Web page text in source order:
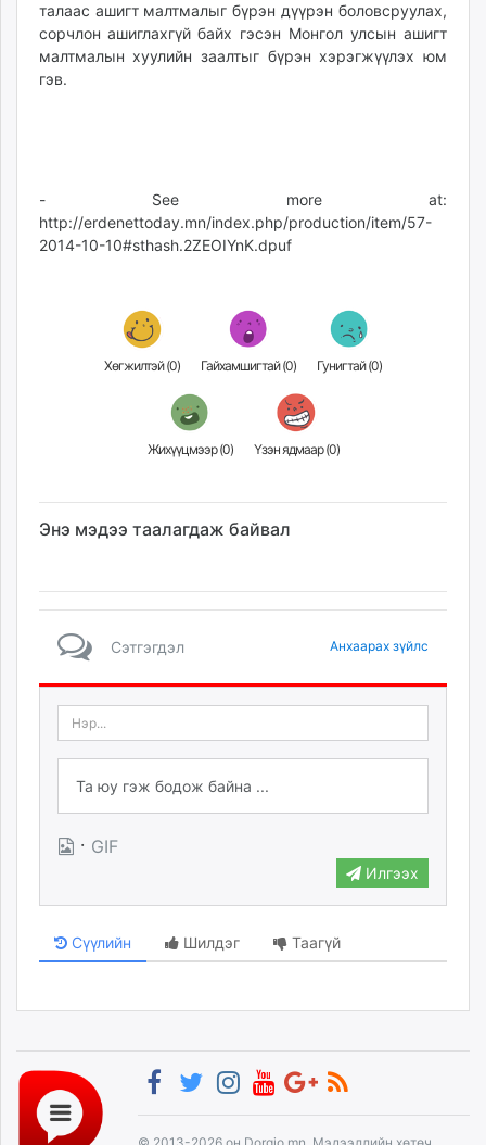
toim.mn
tac.mn
paparazzi.mn
талаас ашигт малтмалыг бүрэн дүүрэн боловсруулах,
сорчлон ашиглахгүй байх гэсэн Монгол улсын ашигт
малтмалын хуулийн заалтыг бүрэн хэрэгжүүлэх юм
гэв.
- See more at:
http://erdenettoday.mn/index.php/production/item/57-
2014-10-10#sthash.2ZEOIYnK.dpuf
Хөгжилтэй (0) Гайхамшигтай (0) Гунигтай (0)
Жихүүцмээр (0) Үзэн ядмаар (0)
Энэ мэдээ таалагдаж байвал
Сэтгэгдэл Анхаарах зүйлс
· GIF
Илгээх
Сүүлийн Шилдэг Таагүй